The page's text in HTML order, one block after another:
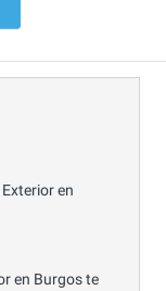
en
en Burgos te